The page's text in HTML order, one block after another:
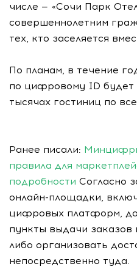
числе — «Сочи Парк
совершеннолетним
тех, кто заселяется
По планам, в течение
по цифровому ID будет
тысячах гостиниц по
Ранее писали:
правила для
подробности Согласно
онлайн-площадки,
цифровых платформ,
пункты выдачи заказов
либо организовать
непосредственно туда.